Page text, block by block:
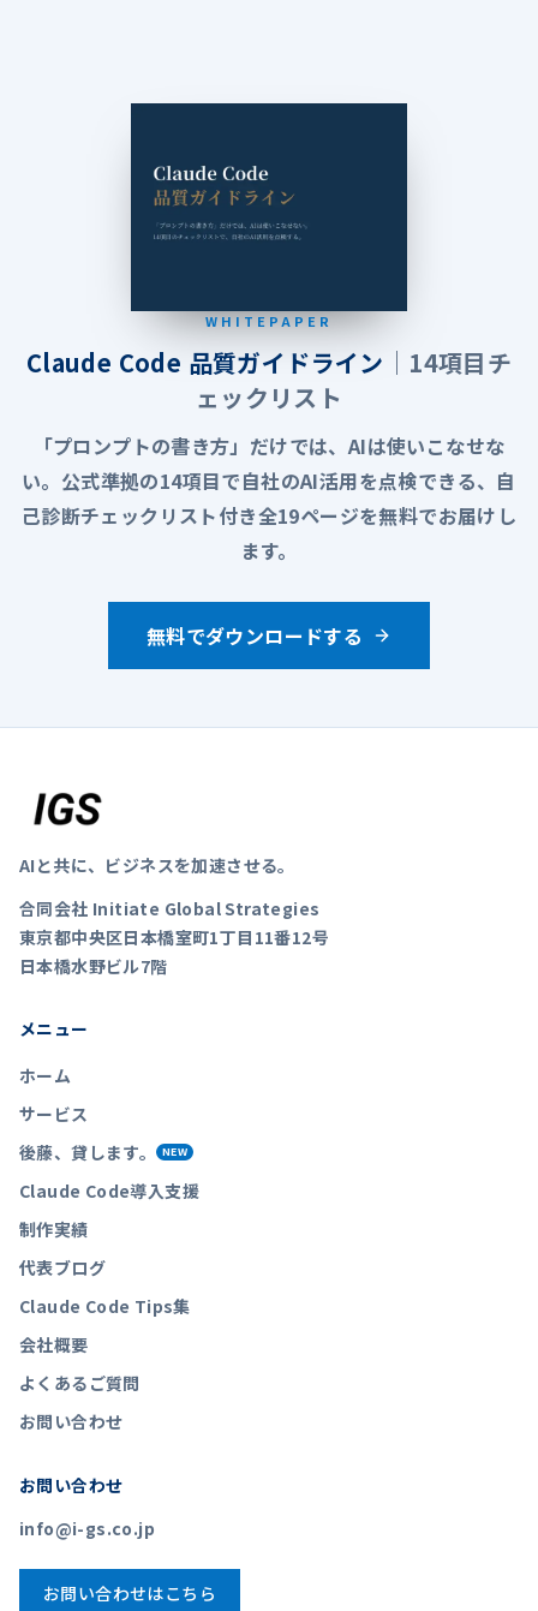
WHITEPAPER
Claude Code 品質ガイドライン ｜14項目チ
ェックリスト
「プロンプトの書き方」だけでは、AIは使いこなせな
い。公式準拠の14項目で自社のAI活用を点検できる、自
己診断チェックリスト付き全19ページを無料でお届けし
ます。
無料でダウンロードする
AIと共に、ビジネスを加速させる。
合同会社 Initiate Global Strategies
東京都中央区日本橋室町1丁目11番12号
日本橋水野ビル7階
メニュー
ホーム
サービス
後藤、貸します。 NEW
Claude Code導入支援
制作実績
代表ブログ
Claude Code Tips集
会社概要
よくあるご質問
お問い合わせ
お問い合わせ
info@i-gs.co.jp
お問い合わせはこちら